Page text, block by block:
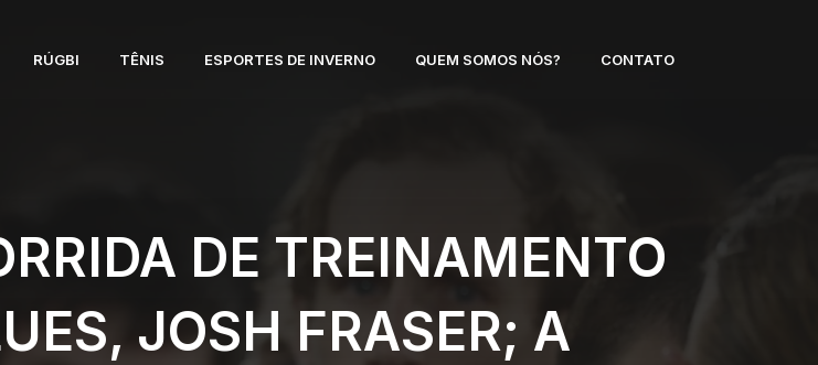
RÚGBI TÊNIS ESPORTES DE INVERNO QUEM SOMOS NÓS? CONTATO
DE TREINAMENTO
JOSH FRASER; A